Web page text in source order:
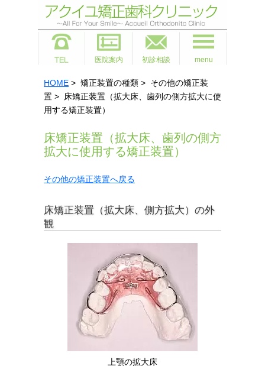
医院案内 初診相談 menu
HOME > 矯正装置の種類 > その他の矯正装
置 > 床矯正装置（拡大床、歯列の側方拡大に使
用する矯正装置）
床矯正装置（拡大床、歯列の側方
拡大に使用する矯正装置）
その他の矯正装置へ戻る
床矯正装置（拡大床、側方拡大）の外
観
上顎の拡大床